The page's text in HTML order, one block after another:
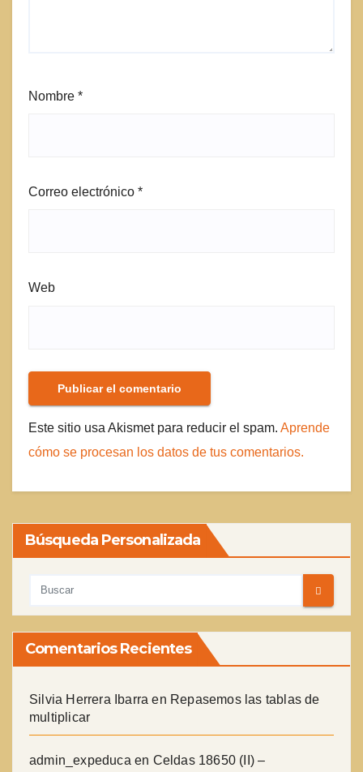
Nombre *
Correo electrónico *
Web
Este sitio usa Akismet para reducir el spam. Aprende
cómo se procesan los datos de tus comentarios.
Búsqueda Personalizada
Comentarios Recientes
Silvia Herrera Ibarra en Repasemos las tablas de
multiplicar
admin_expeduca en Celdas 18650 (II) –